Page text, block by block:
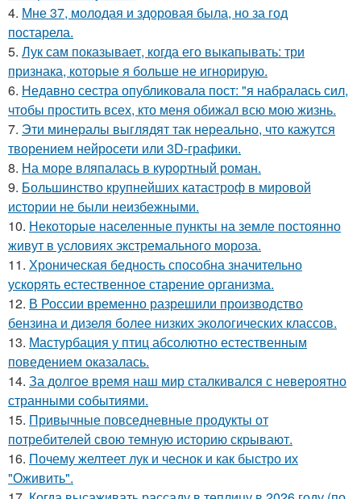
4. Мне 37, молодая и здоровая была, но за год
постарела.
5. Лук сам показывает, когда его выкапывать: три
признака, которые я больше не игнорирую.
6. Недавно сестра опубликовала пост: "я набралась сил,
чтобы простить всех, кто меня обижал всю мою жизнь.
7. Эти минералы выглядят так нереально, что кажутся
творением нейросети или 3D-графики.
8. На море вляпалась в курортный роман.
9. Большинство крупнейших катастроф в мировой
истории не были неизбежными.
10. Некоторые населенные пункты на земле постоянно
живут в условиях экстремального мороза.
11. Хроническая бедность способна значительно
ускорять естественное старение организма.
12. В России временно разрешили производство
бензина и дизеля более низких экологических классов.
13. Мастурбация у птиц абсолютно естественным
поведением оказалась.
14. За долгое время наш мир сталкивался с невероятно
странными событиями.
15. Привычные повседневные продукты от
потребителей свою темную историю скрывают.
16. Почему желтеет лук и чеснок и как быстро их
"Оживить".